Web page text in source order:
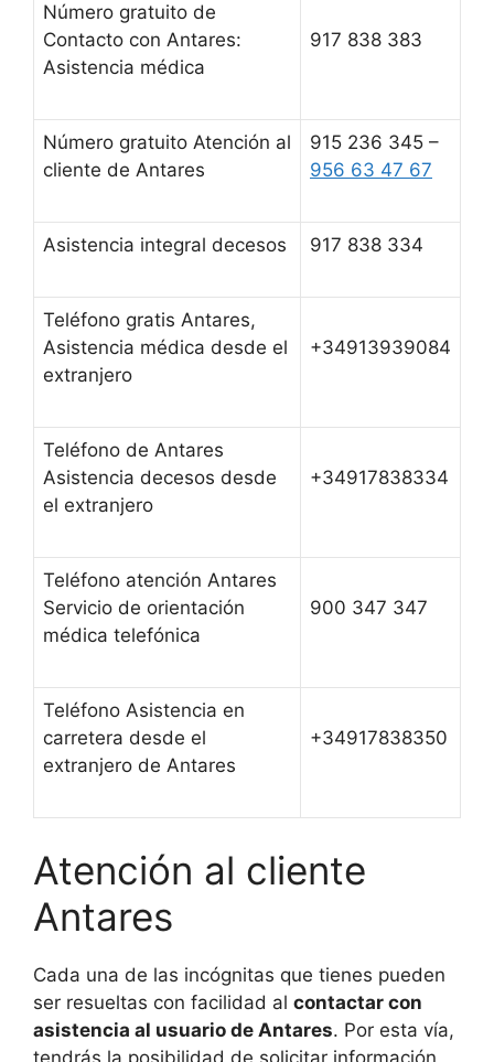
Número gratuito de
Contacto con Antares:
Asistencia médica
917 838 383
Número gratuito Atención al
cliente de Antares
915 236 345 –
956 63 47 67
Asistencia integral decesos 917 838 334
Teléfono gratis Antares,
Asistencia médica desde el
extranjero
+34913939084
Teléfono de Antares
Asistencia decesos desde
el extranjero
+34917838334
Teléfono atención Antares
Servicio de orientación
médica telefónica
900 347 347
Teléfono Asistencia en
carretera desde el
extranjero de Antares
+34917838350
Atención al cliente
Antares
Cada una de las incógnitas que tienes pueden
ser resueltas con facilidad al contactar con
asistencia al usuario de Antares. Por esta vía,
tendrás la posibilidad de solicitar información